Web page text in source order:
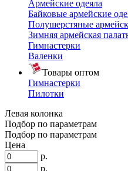
Армейские одеяла
Байковые армейские
Полушерстяные
Зимняя армейская
Гимнастерки
Валенки
Товары оптом
Гимнастерки
Пилотки
Левая колонка
Подбор по параметрам
Подбор по параметрам
Цена
р.
р.